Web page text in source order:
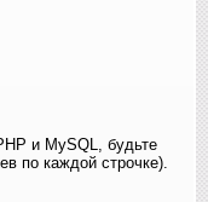
и MySQL, будьте
по каждой строчке).